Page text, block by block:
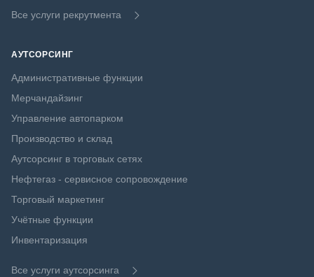
Все услуги рекрутмента
АУТСОРСИНГ
Административные функции
Мерчандайзинг
Управление автопарком
Производство и склад
Аутсорсинг в торговых сетях
Нефтегаз - сервисное сопровождение
Торговый маркетинг
Учётные функции
Инвентаризация
Все услуги аутсорсинга